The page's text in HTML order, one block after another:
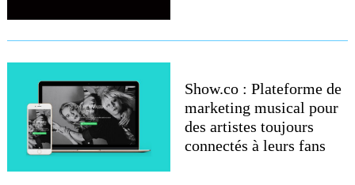
Show.co : Plateforme de
marketing musical pour
des artistes toujours
connectés à leurs fans